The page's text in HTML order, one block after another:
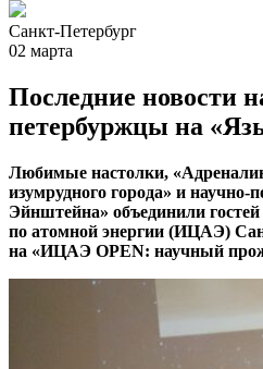
Санкт-Петербург
02 марта
Последние новости
петербуржцы на
Любимые настолки,
изумрудного города» и
Эйнштейна» объединили
по атомной энергии (ИЦАЭ)
на «ИЦАЭ OPEN: научный